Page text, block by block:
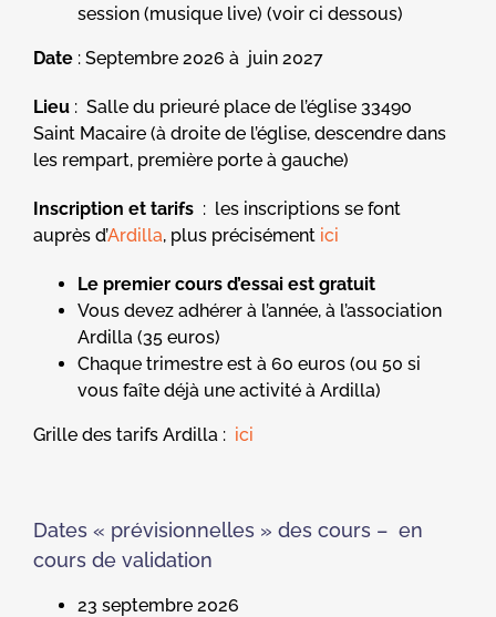
session (musique live) (voir ci dessous)
Date: Septembre 2026 à juin 2027
Lieu: Salle du prieuré place de l’église 33490
Saint Macaire (à droite de l’église, descendre dans
les rempart, première porte à gauche)
Inscription et tarifs : les inscriptions se font
auprès d’Ardilla, plus précisément ici
Le premier cours d’essai est gratuit
Vous devez adhérer à l’année, à l’association
Ardilla (35 euros)
Chaque trimestre est à 60 euros (ou 50 si
vous faîte déjà une activité à Ardilla)
Grille des tarifs Ardilla : ici
Dates « prévisionnelles » des cours – en
cours de validation
23 septembre 2026